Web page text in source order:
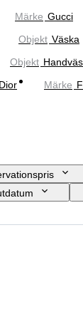
Märke Gucci
Objekt Väska
Objekt
Märke